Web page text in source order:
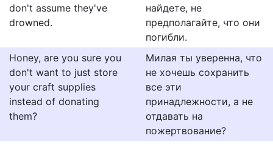
don't assume they've
drowned.
найдете, не
предполагайте, что они
погибли.
Honey, are you sure you
don't want to just store
your craft supplies
instead of donating
them?
Милая ты уверенна, что
не хочешь сохранить
все эти
принадлежности, а не
отдавать на
пожертвование?